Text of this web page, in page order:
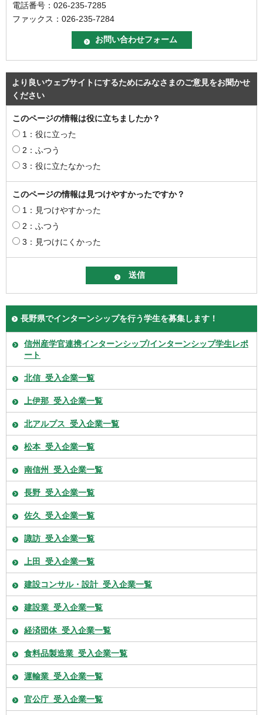
電話番号：026-235-7285
ファックス：026-235-7284
より良いウェブサイトにするためにみなさまのご意見をお聞かせ
ください
このページの情報は役に立ちましたか？
1：役に立った
2：ふつう
3：役に立たなかった
このページの情報は見つけやすかったですか？
1：見つけやすかった
2：ふつう
3：見つけにくかった
長野県でインターンシップを行う学生を募集します！
信州産学官連携インターンシップ/インターンシップ学生レポ
ート
北信_受入企業一覧
上伊那_受入企業一覧
北アルプス_受入企業一覧
松本_受入企業一覧
南信州_受入企業一覧
長野_受入企業一覧
佐久_受入企業一覧
諏訪_受入企業一覧
上田_受入企業一覧
建設コンサル・設計_受入企業一覧
建設業_受入企業一覧
経済団体_受入企業一覧
食料品製造業_受入企業一覧
運輸業_受入企業一覧
官公庁_受入企業一覧